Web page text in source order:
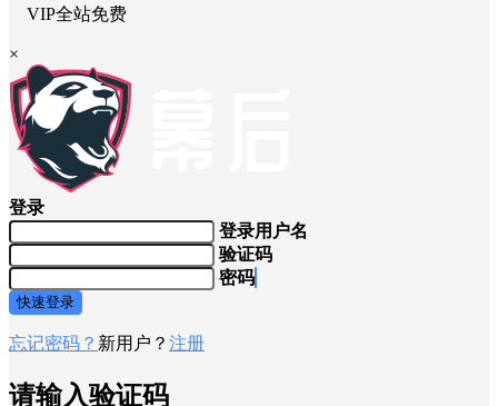
VIP全站免费
×
登录
登录用户名
验证码
密码
快速登录
忘记密码？ 新用户？ 注册
请输入验证码